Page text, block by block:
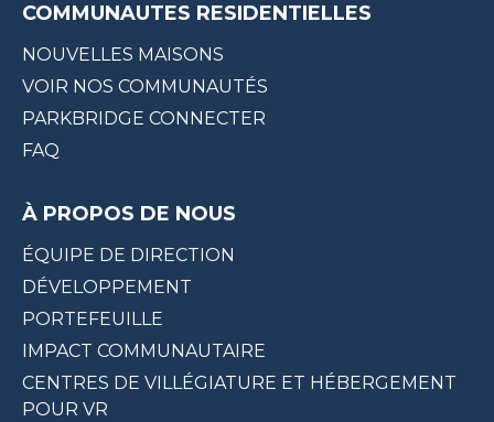
COMMUNAUTES RESIDENTIELLES
NOUVELLES MAISONS
VOIR NOS COMMUNAUTÉS
PARKBRIDGE CONNECTER
FAQ
À PROPOS DE NOUS
ÉQUIPE DE DIRECTION
DÉVELOPPEMENT
PORTEFEUILLE
IMPACT COMMUNAUTAIRE
CENTRES DE VILLÉGIATURE ET HÉBERGEMENT
POUR VR